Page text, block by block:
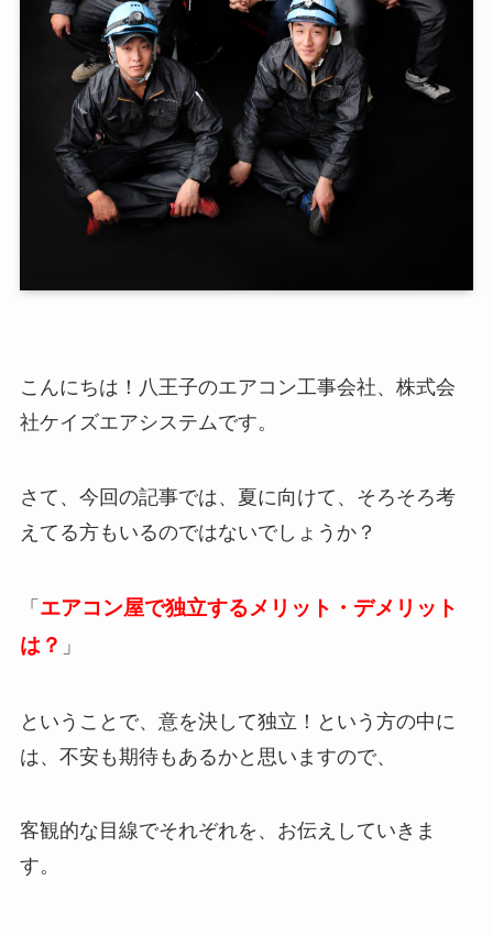
こんにちは！八王子のエアコン工事会社、株式会
社ケイズエアシステムです。
さて、今回の記事では、夏に向けて、そろそろ考
えてる方もいるのではないでしょうか？
「 エアコン屋で独立するメリット・デメリット
は？ 」
ということで、意を決して独立！という方の中に
は、不安も期待もあるかと思いますので、
客観的な目線でそれぞれを、お伝えしていきま
す。